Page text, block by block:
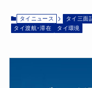
タイニュース タイ三面
タイ渡航･滞在
タイ環境